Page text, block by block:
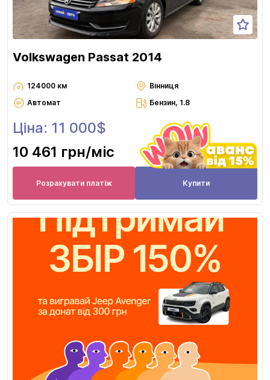
Volkswagen Passat 2014
124000 км
Вінниця
Автомат
Бензин, 1.8
Ціна: 11 000$
10 461 грн/міс
Розрахувати платіж Купити